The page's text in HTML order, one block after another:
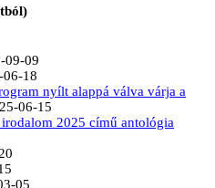
09-09
06-18
nyílt alappá válva várja a
06-15
2025 című antológia
05